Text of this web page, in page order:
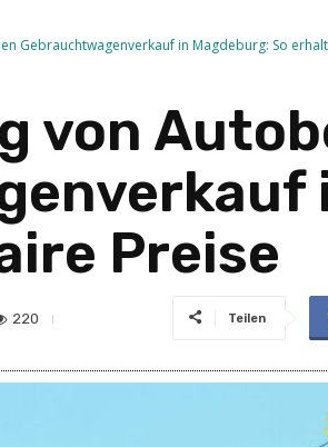
Gebrauchtwagenverkauf in Magdeburg: So
von
Preise
220 Teilen